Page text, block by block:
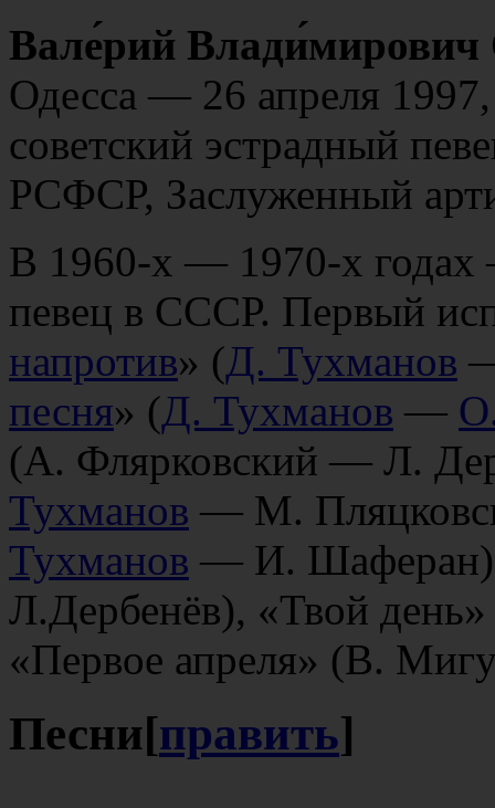
Вале́рий Влади́мирович
Одесса — 26 апреля
советский эстрадный
РСФСР, Заслуженный
В 1960-х — 1970-х
певец в СССР. Первый
напротив» (Д. Тухманов
песня» (Д. Тухманов —
(А. Флярковский — Л.
Тухманов — М.
Тухманов — И.
Л.Дербенёв), «Твой
«Первое апреля» (В.
Песни[править]